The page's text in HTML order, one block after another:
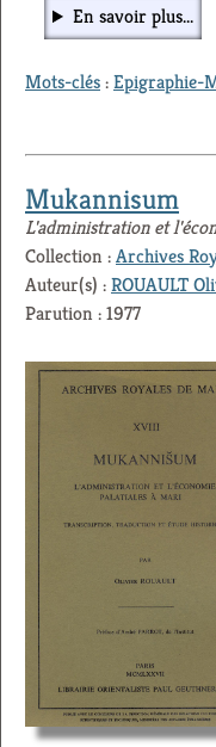
En savoir plus...
Mots-clés:Epigraphie-
Mukannisum
L'administration et
Collection :Archives
Auteur(s) :ROUAULT
Parution : 1977